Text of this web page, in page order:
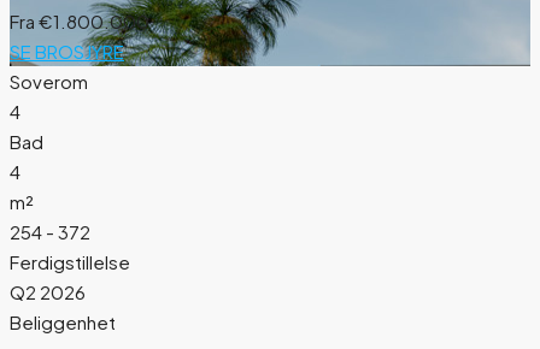
Fra €1.800.000
SE BROSJYRE
Soverom
4
Bad
4
m²
254 - 372
Ferdigstillelse
Q2 2026
Beliggenhet